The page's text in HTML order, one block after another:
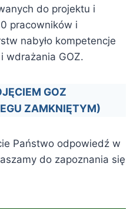
do projektu i
pracowników i
nabyło kompetencje
wdrażania GOZ.
GOZ
ZAMKNIĘTYM)
Państwo odpowiedź w
do zapoznania się